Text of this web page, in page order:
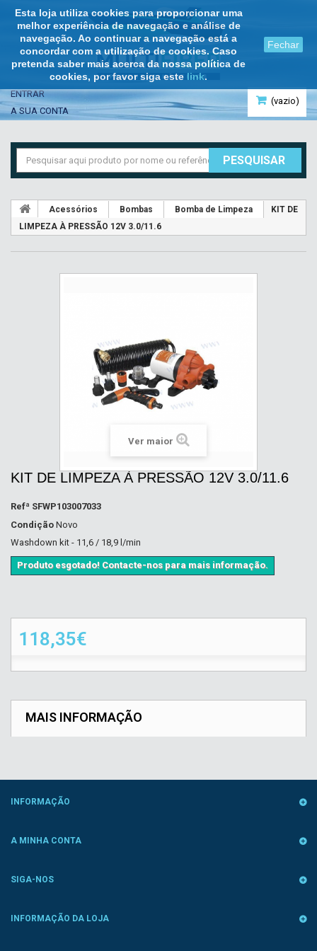
Esta loja utiliza cookies para proporcionar uma
melhor experiência de navegação e análise de
navegação. Ao continuar a navegação está a
concordar com a utilização de cookies. Caso
pretenda saber mais acerca da nossa política de
cookies, por favor siga este link.
Fechar
(vazio)
ENTRAR
A SUA CONTA
PESQUISAR
Acessórios Bombas Bomba de Limpeza
KIT DE
LIMPEZA À PRESSÃO 12V 3.0/11.6
Ver maior
KIT DE LIMPEZA À PRESSÃO 12V 3.0/11.6
Refª SFWP103007033
Condição Novo
Washdown kit - 11,6 / 18,9 l/min
Produto esgotado! Contacte-nos para mais informação.
118,35€
MAIS INFORMAÇÃO
INFORMAÇÃO
A MINHA CONTA
SIGA-NOS
INFORMAÇÃO DA LOJA